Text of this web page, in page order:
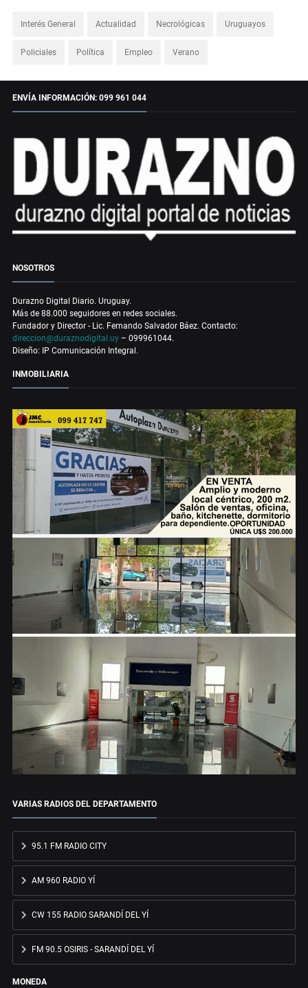
Interés General Actualidad Necrológicas Uruguayos
Policiales Política Empleo Verano
ENVÍA INFORMACIÓN: 099 961 044
NOSOTROS
Durazno Digital Diario. Uruguay.
Más de 88.000 seguidores en redes sociales.
Fundador y Director - Lic. Fernando Salvador Báez. Contacto:
direccion@duraznodigital.uy – 099961044.
Diseño: IP Comunicación Integral.
INMOBILIARIA
VARIAS RADIOS DEL DEPARTAMENTO
95.1 FM RADIO CITY
AM 960 RADIO YÍ
CW 155 RADIO SARANDÍ DEL YÍ
FM 90.5 OSIRIS - SARANDÍ DEL YÍ
MONEDA